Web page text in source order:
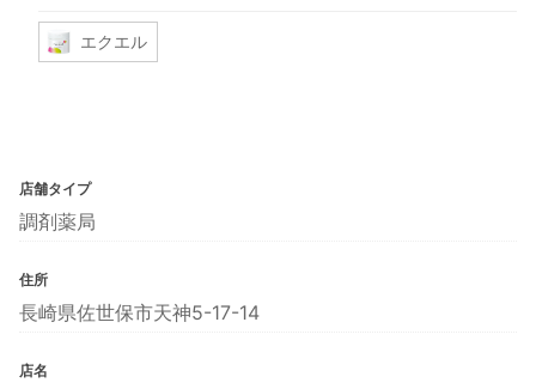
エクエル
店舗タイプ
調剤薬局
住所
長崎県佐世保市天神5-17-14
店名